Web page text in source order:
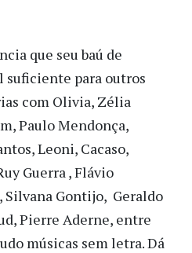
que seu baú de
para outros
com Olivia, Zélia
Paulo Mendonça,
Leoni, Cacaso,
Guerra , Flávio
Silvana Gontijo, Geraldo
Pierre Aderne, entre
músicas sem letra. Dá